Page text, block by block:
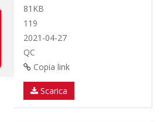
81KB
119
2021-04-27
QC
Copia link
Scarica